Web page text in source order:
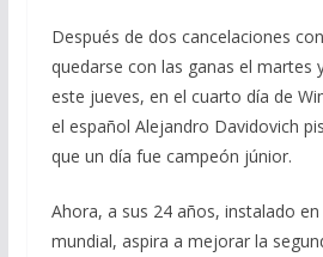
Después de dos cancelaciones
quedarse con las ganas el martes
este jueves, en el cuarto día de
el español Alejandro Davidovich
que un día fue campeón júnior.
Ahora, a sus 24 años, instalado en
mundial, aspira a mejorar la